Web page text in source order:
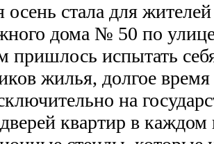
стала для жителей
дома № 50 по
пришлось испытать
жилья, долгое
на
квартир в каждом